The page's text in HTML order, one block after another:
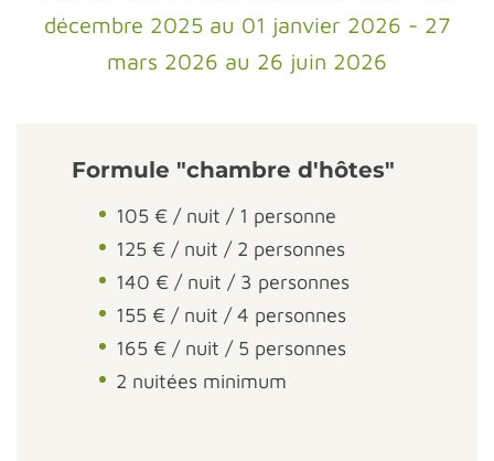
décembre 2025 au 01 janvier 2026 - 27
mars 2026 au 26 juin 2026
Formule "chambre d'hôtes"
105 € / nuit / 1 personne
125 € / nuit / 2 personnes
140 € / nuit / 3 personnes
155 € / nuit / 4 personnes
165 € / nuit / 5 personnes
2 nuitées minimum